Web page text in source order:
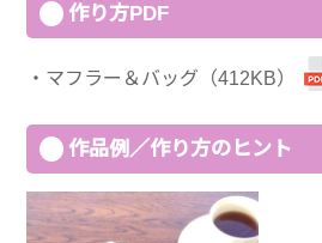
作り方PDF
マフラー＆バッグ（412KB）
作品例／作り方のヒント